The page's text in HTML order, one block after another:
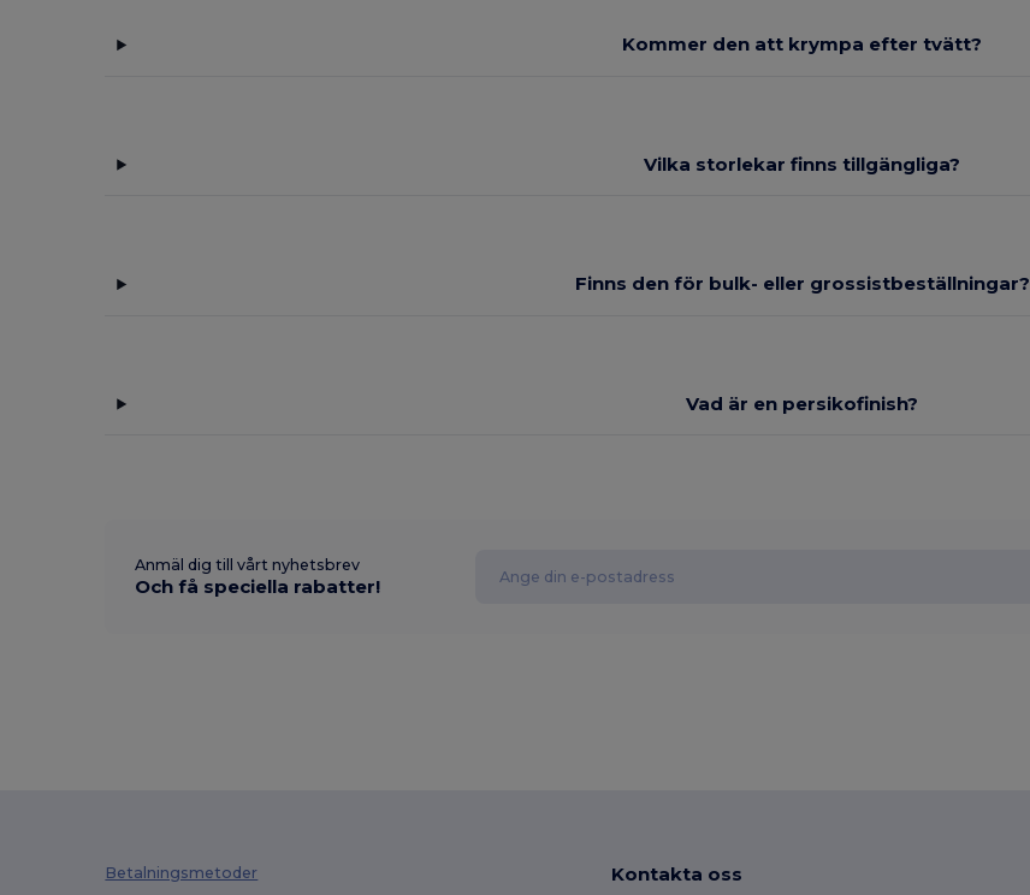
Kommer den att krympa efter tvätt?
Vilka storlekar finns tillgängliga?
Finns den för bulk- eller grossistbeställningar?
Vad är en persikofinish?
Anmäl dig till vårt nyhetsbrev
Och få speciella rabatter!
Betalningsmetoder Kontakta oss